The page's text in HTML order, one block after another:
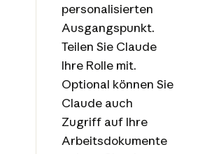
personalisierten
Ausgangspunkt.
Teilen Sie Claude
Ihre Rolle mit.
Optional können Sie
Claude auch
Zugriff auf Ihre
Arbeitsdokumente